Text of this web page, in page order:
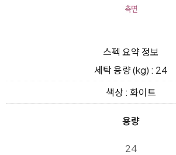
스펙 요약 정보
세탁 용량 (kg) : 24
색상 : 화이트
용량
24